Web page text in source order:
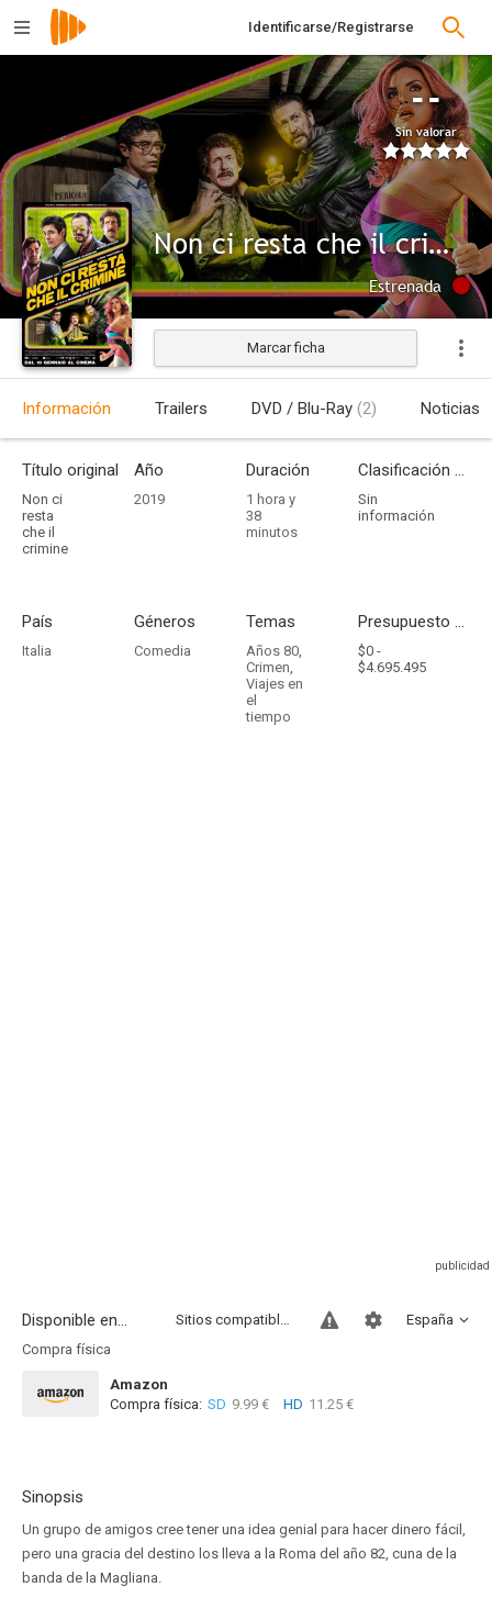
Identificarse/Registrarse
--
Sin valorar
Non ci resta che il crimine
Estrenada
Marcar ficha
Información Trailers DVD / Blu-Ray (2) Noticias
Título original
Non ci
resta
che il
crimine
Año
2019
Duración
1 hora y
38
minutos
Clasificación por edades
Sin
información
País
Italia
Géneros
Comedia
Temas
Años 80,
Crimen,
Viajes en
el
tiempo
Presupuesto - Ingresos
$0 -
$4.695.495
Disponible en... España
Sitios compatibles
Compra física
Amazon
Compra física: SD 9.99 € HD 11.25 €
Sinopsis
Un grupo de amigos cree tener una idea genial para hacer dinero fácil,
pero una gracia del destino los lleva a la Roma del año 82, cuna de la
banda de la Magliana.